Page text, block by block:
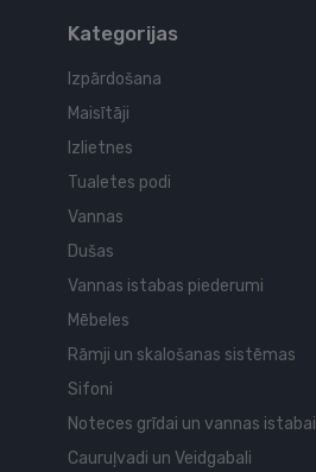
Kategorijas
Izpārdošana
Maisītāji
Izlietnes
Tualetes podi
Vannas
Dušas
Vannas istabas piederumi
Mēbeles
Rāmji un skalošanas sistēmas
Sifoni
Noteces grīdai un vannas istabai
Cauruļvadi un Veidgabali